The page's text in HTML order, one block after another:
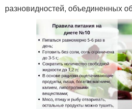
разновидностей, объединенных